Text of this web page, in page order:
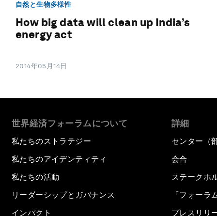
自然と生物多様性
How big data will clean up India’s
energy act
2014年05月14日
世界経済フォーラムについて
私たちのストラテジー
私たちのアイデンティティ
私たちの活動
リーダーシップとガバナンス
インパクト
詳細
センター（
会合
ステークホ
「フォーラ
プレスリリ